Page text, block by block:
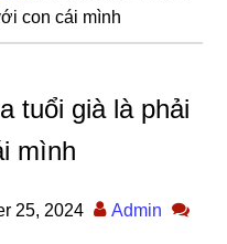
con cái mình
tuổi già là phải
mình
25, 2024
Admin